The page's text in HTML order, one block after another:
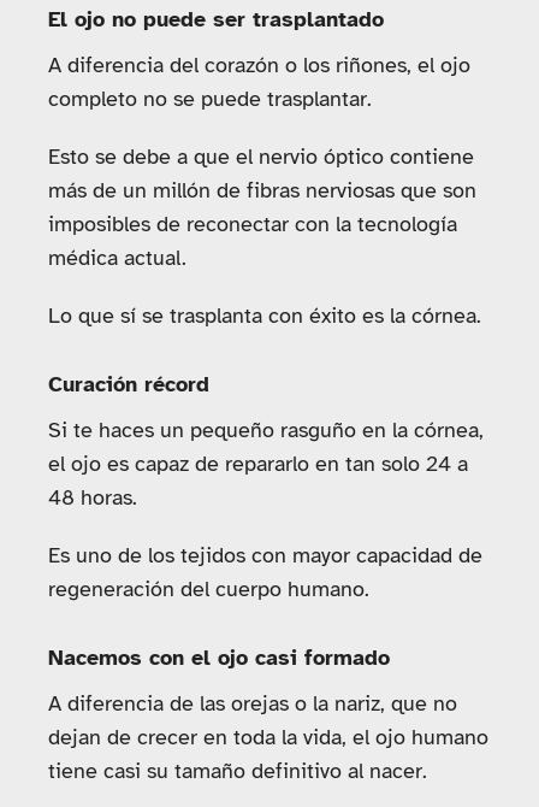
El ojo no puede ser trasplantado
A diferencia del corazón o los riñones, el ojo
completo no se puede trasplantar.
Esto se debe a que el nervio óptico contiene
más de un millón de fibras nerviosas que son
imposibles de reconectar con la tecnología
médica actual.
Lo que sí se trasplanta con éxito es la córnea.
Curación récord
Si te haces un pequeño rasguño en la córnea,
el ojo es capaz de repararlo en tan solo 24 a
48 horas.
Es uno de los tejidos con mayor capacidad de
regeneración del cuerpo humano.
Nacemos con el ojo casi formado
A diferencia de las orejas o la nariz, que no
dejan de crecer en toda la vida, el ojo humano
tiene casi su tamaño definitivo al nacer.